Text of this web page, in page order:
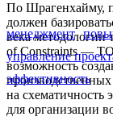
По Шрагенхайму,
должен
века методологии
of Constraints —
возможность
на схематичность
для организации
менеджмент
управление
эффективность